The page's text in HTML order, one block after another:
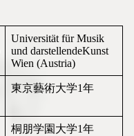
Universität für Musik
und darstellendeKunst
Wien (Austria)
東京藝術大学1年
桐朋学園大学1年